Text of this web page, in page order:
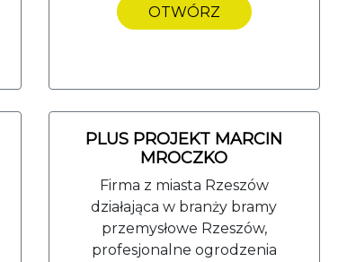
OTWÓRZ
PLUS PROJEKT MARCIN
MROCZKO
Firma z miasta Rzeszów
działająca w branży bramy
przemysłowe Rzeszów,
profesjonalne ogrodzenia